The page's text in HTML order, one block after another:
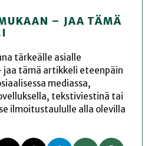
– JAA TÄMÄ
tärkeälle asialle
tämä artikkeli eteenpäin
mediassa,
tekstiviestinä tai
ilmoitustaululle alla olevilla